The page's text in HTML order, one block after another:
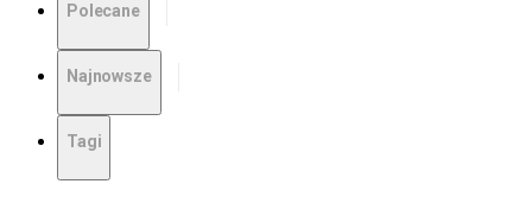
Polecane
Najnowsze
Tagi